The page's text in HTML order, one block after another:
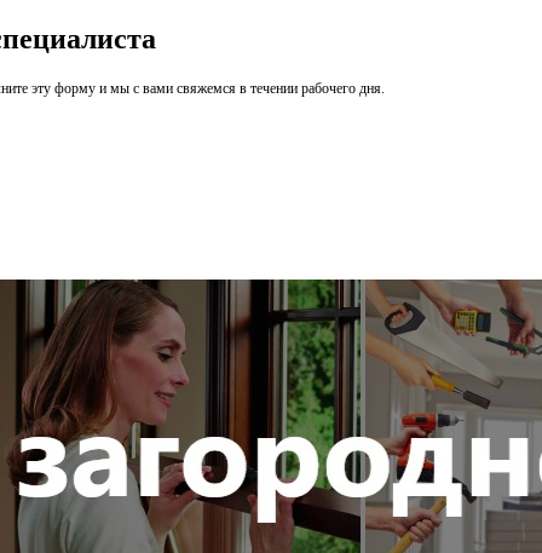
эту форму и мы с вами свяжемся в течении рабочего дня.